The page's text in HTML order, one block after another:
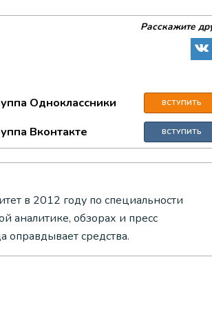
Расскажите
Одноклассники ВСТУПИТЬ
Вконтакте ВСТУПИТЬ
в 2012 году по специальности
аналитике, обзорах и пресс
оправдывает средства.